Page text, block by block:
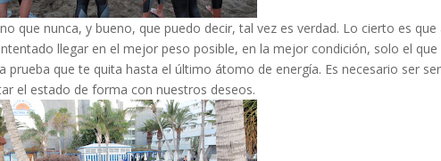
que nunca, y bueno, que puedo decir, tal vez es verdad. Lo cierto es
llegar en el mejor peso posible, en la mejor condición, solo el que
prueba que te quita hasta el último átomo de energía. Es necesario ser
el estado de forma con nuestros deseos.